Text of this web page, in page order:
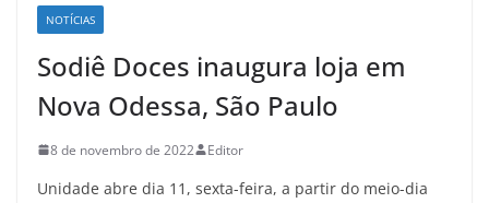
NOTÍCIAS
Sodiê Doces inaugura loja em
Nova Odessa, São Paulo
8 de novembro de 2022 Editor
Unidade abre dia 11, sexta-feira, a partir do meio-dia